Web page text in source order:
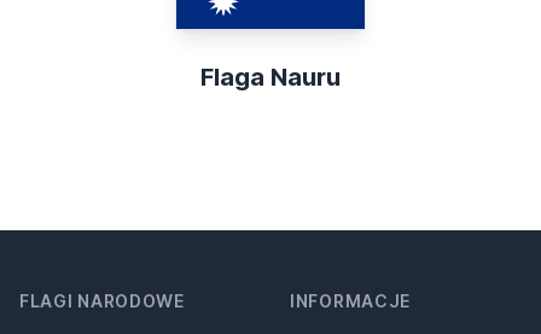
Flaga Nauru
FLAGI NARODOWE INFORMACJE